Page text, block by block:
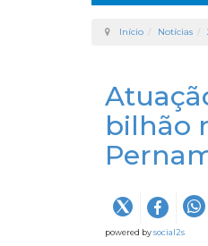
Início Notícias
bilhão
powered bysocial2s